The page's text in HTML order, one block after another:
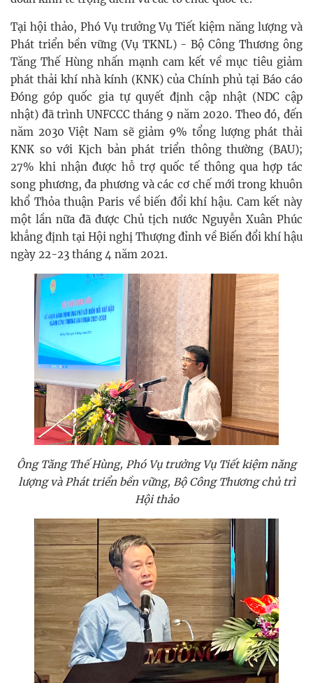
Tại hội thảo, Phó Vụ trưởng Vụ Tiết kiệm năng lượng và
Phát triển bền vững (Vụ TKNL) - Bộ Công Thương ông
Tăng Thế Hùng nhấn mạnh cam kết về mục tiêu giảm
phát thải khí nhà kính (KNK) của Chính phủ tại Báo cáo
Đóng góp quốc gia tự quyết định cập nhật (NDC cập
nhật) đã trình UNFCCC tháng 9 năm 2020. Theo đó, đến
năm 2030 Việt Nam sẽ giảm 9% tổng lượng phát thải
KNK so với Kịch bản phát triển thông thường (BAU);
27% khi nhận được hỗ trợ quốc tế thông qua hợp tác
song phương, đa phương và các cơ chế mới trong khuôn
khổ Thỏa thuận Paris về biến đổi khí hậu. Cam kết này
một lần nữa đã được Chủ tịch nước Nguyễn Xuân Phúc
khẳng định tại Hội nghị Thượng đỉnh về Biến đổi khí hậu
ngày 22-23 tháng 4 năm 2021.
Ông Tăng Thế Hùng, Phó Vụ trưởng Vụ Tiết kiệm năng
lượng và Phát triển bền vững, Bộ Công Thương chủ trì
Hội thảo